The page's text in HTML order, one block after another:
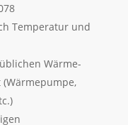
Temperatur und
Wärme-